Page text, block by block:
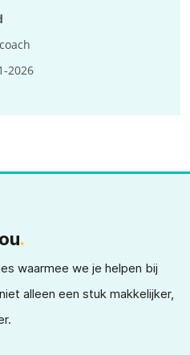
2026
.
waarmee we je helpen bij
alleen een stuk makkelijker,